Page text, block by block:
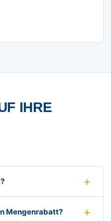
IHRE
Mengenrabatt?